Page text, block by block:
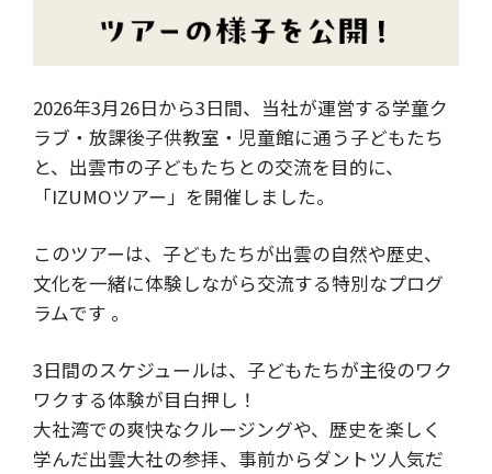
2026年3月26日から3日間、当社が運営する学童ク
ラブ・放課後子供教室・児童館に通う子どもたち
と、出雲市の子どもたちとの交流を目的に、
「IZUMOツアー」を開催しました。
このツアーは、子どもたちが出雲の自然や歴史、
文化を一緒に体験しながら交流する特別なプログ
ラムです 。
3日間のスケジュールは、子どもたちが主役のワク
ワクする体験が目白押し！
大社湾での爽快なクルージングや、歴史を楽しく
学んだ出雲大社の参拝、事前からダントツ人気だ